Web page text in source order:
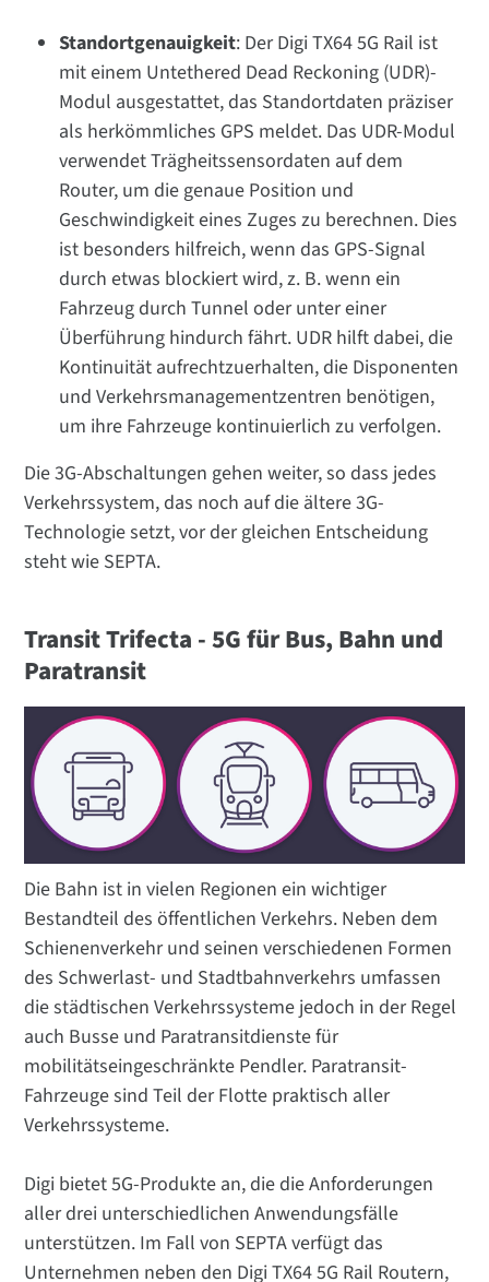
Standortgenauigkeit: Der Digi TX64 5G Rail ist
mit einem Untethered Dead Reckoning (UDR)-
Modul ausgestattet, das Standortdaten präziser
als herkömmliches GPS meldet. Das UDR-Modul
verwendet Trägheitssensordaten auf dem
Router, um die genaue Position und
Geschwindigkeit eines Zuges zu berechnen. Dies
ist besonders hilfreich, wenn das GPS-Signal
durch etwas blockiert wird, z. B. wenn ein
Fahrzeug durch Tunnel oder unter einer
Überführung hindurch fährt. UDR hilft dabei, die
Kontinuität aufrechtzuerhalten, die Disponenten
und Verkehrsmanagementzentren benötigen,
um ihre Fahrzeuge kontinuierlich zu verfolgen.
Die 3G-Abschaltungen gehen weiter, so dass jedes
Verkehrssystem, das noch auf die ältere 3G-
Technologie setzt, vor der gleichen Entscheidung
steht wie SEPTA.
Transit Trifecta - 5G für Bus, Bahn und
Paratransit
Die Bahn ist in vielen Regionen ein wichtiger
Bestandteil des öffentlichen Verkehrs. Neben dem
Schienenverkehr und seinen verschiedenen Formen
des Schwerlast- und Stadtbahnverkehrs umfassen
die städtischen Verkehrssysteme jedoch in der Regel
auch Busse und Paratransitdienste für
mobilitätseingeschränkte Pendler. Paratransit-
Fahrzeuge sind Teil der Flotte praktisch aller
Verkehrssysteme.
Digi bietet 5G-Produkte an, die die Anforderungen
aller drei unterschiedlichen Anwendungsfälle
unterstützen. Im Fall von SEPTA verfügt das
Unternehmen neben den Digi TX64 5G Rail Routern,